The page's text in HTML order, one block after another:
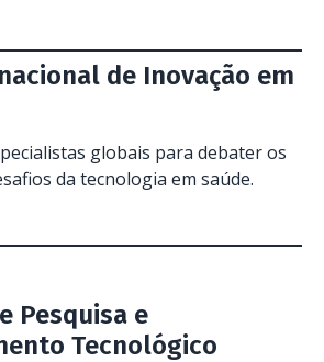
de Inovação em
globais para debater os
da tecnologia em saúde.
Pesquisa e
Tecnológico